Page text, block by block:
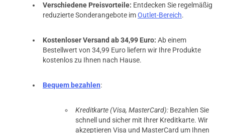
Verschiedene Preisvorteile: Entdecken Sie regelmäßig
reduzierte Sonderangebote imOutlet-Bereich.
Kostenloser Versand ab 34,99 Euro: Ab einem
Bestellwert von 34,99 Euro liefern wir Ihre Produkte
kostenlos zu Ihnen nach Hause.
Bequem bezahlen:
Kreditkarte (Visa, MasterCard): Bezahlen Sie
schnell und sicher mit Ihrer Kreditkarte. Wir
akzeptieren Visa und MasterCard um Ihnen